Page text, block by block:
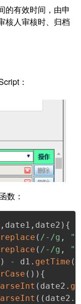
的有效时间，由申
核人审核时、归档
：
数：
, date1 , date2 ) {
replace ( /- /g ,
replace ( /- /g ,
) - d1 . getTime (
( ) ) {
( date2 .
( ( date2 .